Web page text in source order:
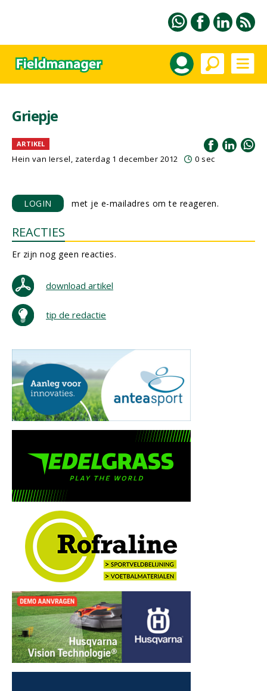
Griepje
ARTIKEL
Hein van Iersel, zaterdag 1 december 2012 0 sec
LOGIN met je e-mailadres om te reageren.
REACTIES
Er zijn nog geen reacties.
download artikel
tip de redactie